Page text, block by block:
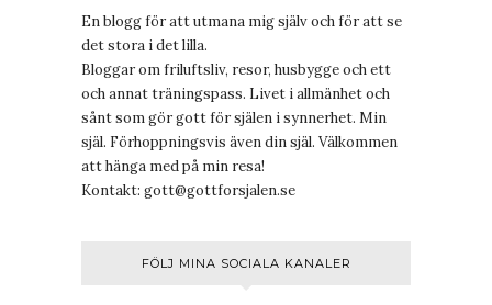
En blogg för att utmana mig själv och för att se
det stora i det lilla.
Bloggar om friluftsliv, resor, husbygge och ett
och annat träningspass. Livet i allmänhet och
sånt som gör gott för själen i synnerhet. Min
själ. Förhoppningsvis även din själ. Välkommen
att hänga med på min resa!
Kontakt: gott@gottforsjalen.se
FÖLJ MINA SOCIALA KANALER